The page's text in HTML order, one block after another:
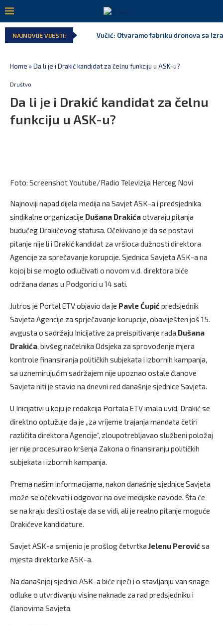
NAJNOVIJE VIJESTI: Vučić: Otvaramo fabriku dronova sa
Home »Da li je i Drakić kandidat za čelnu funkciju u ASK-u?
Društvo
Da li je i Drakić kandidat za čelnu
funkciju u ASK-u?
Foto: Screenshot Youtube/Radio Televizija Herceg Novi
Najnoviji napad dijela medija na Savjet ASK-a i predsjednika
sindikalne organizacije Dušana Drakićaotvaraju pitanja
budućeg Drakićevog statusa. Očekivano je da se postavi
pitanje nije li i Drakić kandidat za vršioca dužnosti direktora
Agencije za sprečavanje korupcije. Sjednica Savjeta ASK-a na
kojoj bi se moglo odlučivati o novom v.d. direktora biće
održana danas u Podgorici u 14 sati.
Jutros je Portal ETV objavio da je Pavle Ćupić predsjednik
Savjeta Agencije za sprječavanje korupcije, obaviješten još 15.
avgusta o sadržaju Inicijative za preispitivanje rada Dušana
Drakića, bivšeg načelnika Odsjeka za sprovođenje mjera
kontrole finansiranja političkih subjekata i izbornih kampanja,
sa uznemirujućim sadržajem nije upoznao ostale članove
Savjeta niti je stavio na dnevni red današnje sjednice Savjeta.
U Inicijativi u koju je redakcija Portala ETV imala uvid, Drakić se
direktno optužuje da je ,,za vrijeme trajanja mandata četiri
različita direktora Agencije“, zloupotrebljavao službeni položaj
jer nije procesuirao kršenja Zakona o finansiranju političkih
subjekata i izbornih kampanja.
Prema našim informacijama, nakon današnje sjednice Savjeta
može se očekivati i odgovor na ove medijske navode. Šta će
se na kraju desiti ostaje da se vidi, ali je realno pitanje moguće
Drakićeve kandidature.
Savjet ASK-a smijenio je prošlog četvrtka Jelenu Perović sa
mjesta direktorke ASK-a.
Na današnjoj sjednici ASK-a biće riječi i o stavljanju van snage
odluke o utvrđivanju visine naknade za rad predsjedniku i
članovima Savjeta.